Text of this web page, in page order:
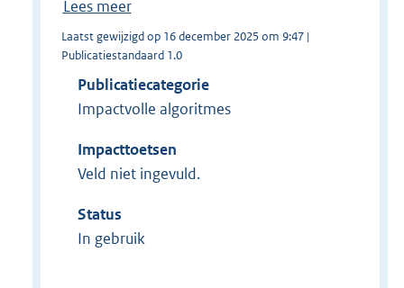
Lees meer
Laatst gewijzigd op 16 december 2025 om 9:47 |
Publicatiestandaard 1.0
Publicatiecategorie
Impactvolle algoritmes
Impacttoetsen
Veld niet ingevuld.
Status
In gebruik